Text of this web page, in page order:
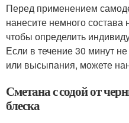
Перед применением
нанесите немного состава
чтобы определить
Если в течение 30 минут
или высыпания, можете
Сметана с содой от
блеска